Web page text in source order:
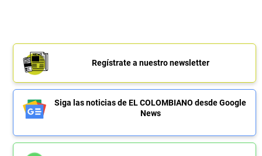
Regístrate a nuestro newsletter
Siga las noticias de EL COLOMBIANO desde Google
News